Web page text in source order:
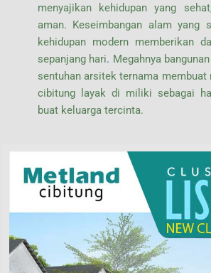
menyajikan kehidupan yang
aman. Keseimbangan alam yang
kehidupan modern memberikan
sepanjang hari. Megahnya
sentuhan arsitek ternama membuat
cibitung layak di miliki sebagai
buat keluarga tercinta.